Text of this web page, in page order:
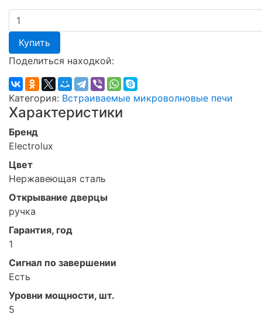
Купить
Поделиться находкой:
Категория: Встраиваемые микроволновые печи
Характеристики
Бренд
Electrolux
Цвет
Нержавеющая сталь
Открывание дверцы
ручка
Гарантия, год
1
Сигнал по завершении
Есть
Уровни мощности, шт.
5